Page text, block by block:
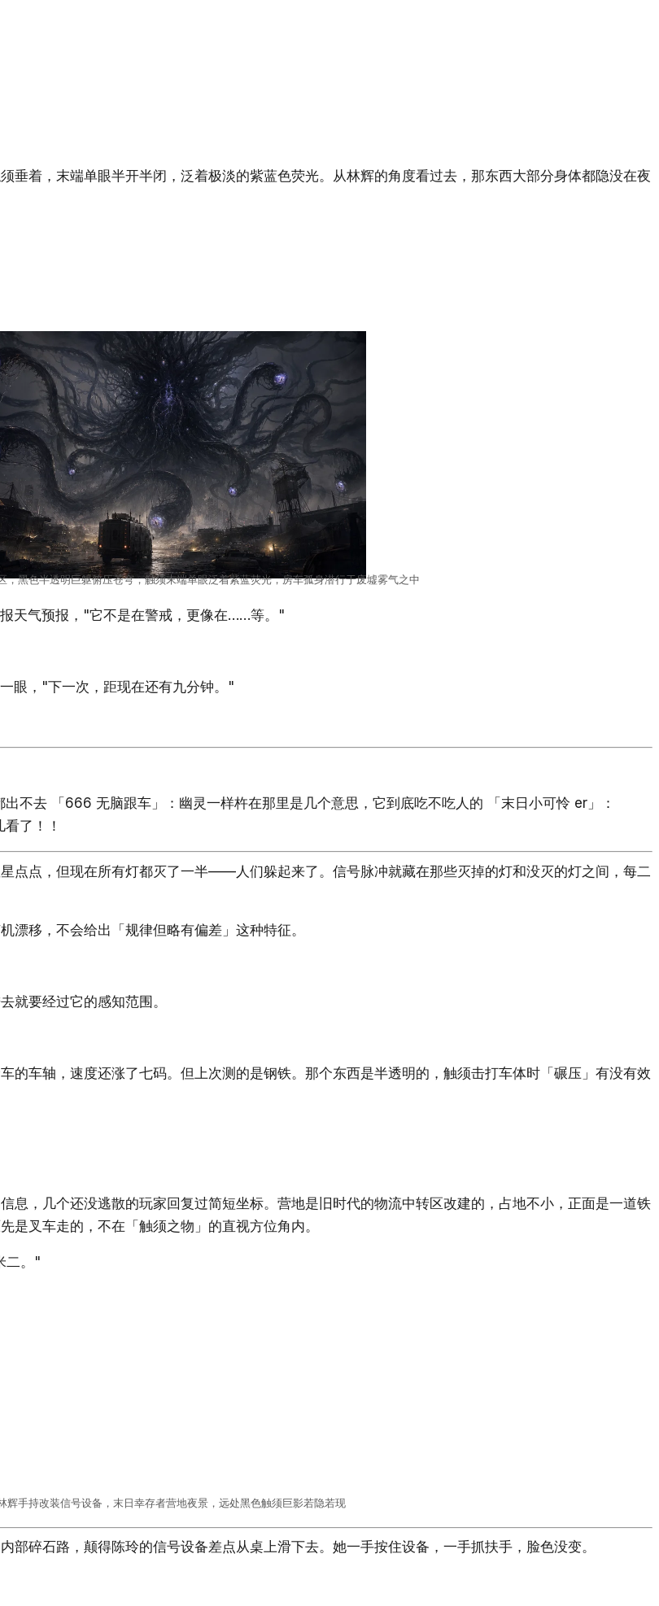
垂着，末端单眼半开半闭，泛着极淡的紫蓝色荧光。从林辉的角度看过去，那东西大部分身体都隐没在夜
，黑色半透明巨躯俯压苍穹，触须末端单眼泛着紫蓝荧光，房车孤身潜行于废墟雾气之中
天气预报，"它不是在警戒，更像在……等。"
眼，"下一次，距现在还有九分钟。"
不去 「666 无脑跟车」：幽灵一样杵在那里是几个意思，它到底吃不吃人的 「末日小可怜 er」：
了！！
点点，但现在所有灯都灭了一半——人们躲起来了。信号脉冲就藏在那些灭掉的灯和没灭的灯之间，每二
漂移，不会给出「规律但略有偏差」这种特征。
就要经过它的感知范围。
的车轴，速度还涨了七码。但上次测的是钢铁。那个东西是半透明的，触须击打车体时「碾压」有没有效
息，几个还没逃散的玩家回复过简短坐标。营地是旧时代的物流中转区改建的，占地不小，正面是一道铁
叉车走的，不在「触须之物」的直视方位角内。
二。"
辉手持改装信号设备，末日幸存者营地夜景，远处黑色触须巨影若隐若现
碎石路，颠得陈玲的信号设备差点从桌上滑下去。她一手按住设备，一手抓扶手，脸色没变。